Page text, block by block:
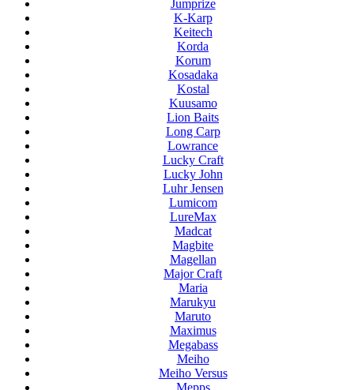
Jumprize
K-Karp
Keitech
Korda
Korum
Kosadaka
Kostal
Kuusamo
Lion Baits
Long Carp
Lowrance
Lucky Craft
Lucky John
Luhr Jensen
Lumicom
LureMax
Madcat
Magbite
Magellan
Major Craft
Maria
Marukyu
Maruto
Maximus
Megabass
Meiho
Meiho Versus